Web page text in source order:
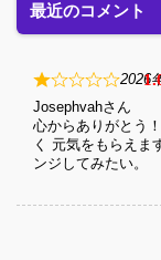
最近のコメント
1
2026
心からありがとう
く 元気をもらえ
ンジしてみたい。
Josephvah